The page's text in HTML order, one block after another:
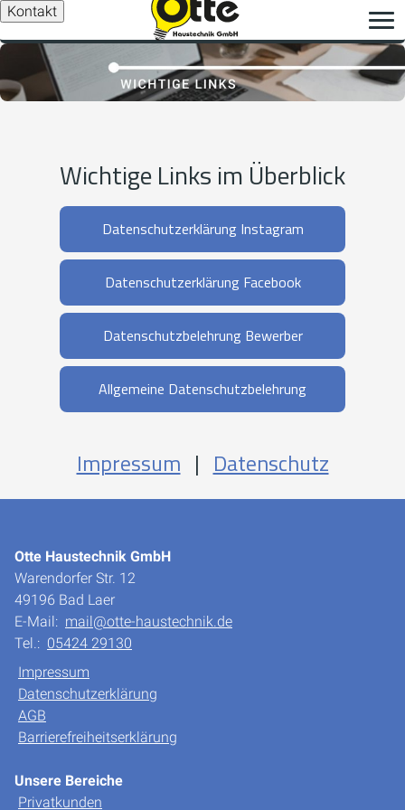
Kontakt
Wichtige Links im Überblick
Datenschutzerklärung Instagram
Datenschutzerklärung Facebook
Datenschutzbelehrung Bewerber
Allgemeine Datenschutzbelehrung
Impressum | Datenschutz
Otte Haustechnik GmbH
Warendorfer Str. 12
49196 Bad Laer
E-Mail: mail@otte-haustechnik.de
Tel.: 05424 29130
Impressum
Datenschutzerklärung
AGB
Barrierefreiheitserklärung
Unsere Bereiche
Privatkunden